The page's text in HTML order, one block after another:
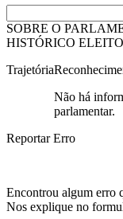
SOBRE O
HISTÓRICO
Trajetória
Não há
parlamentar.
Reportar Erro
Encontrou algum erro
Nos explique no